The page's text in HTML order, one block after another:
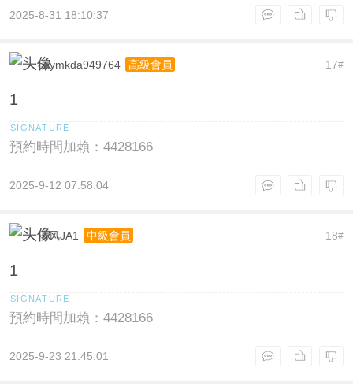
2025-8-31 18:10:37
17#
caymkda949764 高級會員
1
預約時間加賴：4428166
2025-9-12 07:58:04
18#
清风JA1 中級會員
1
預約時間加賴：4428166
2025-9-23 21:45:01